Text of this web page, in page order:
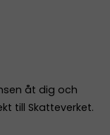
åt dig och
till Skatteverket.